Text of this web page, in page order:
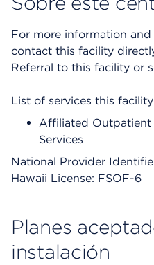
For more information
contact this facility
Referral to this facility or
List of services this
Affiliated Outpatient
Services
National Provider
Hawaii License: FSOF-6
Planes
instalación